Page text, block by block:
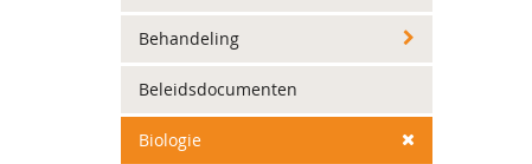
Behandeling
Beleidsdocumenten
Biologie